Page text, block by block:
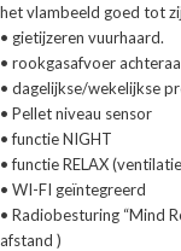
het vlambeeld goed tot
• gietijzeren vuurhaard.
• rookgasafvoer
• dagelijkse/wekelijkse
• Pellet niveau sensor
• functie NIGHT
• functie RELAX
• WI-FI geïntegreerd
• Radiobesturing “Mind
afstand )